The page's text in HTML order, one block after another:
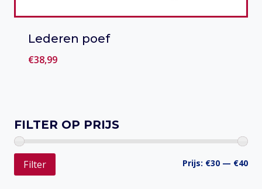
Lederen poef
€38,99
FILTER OP PRIJS
Filter Prijs: €30 — €40